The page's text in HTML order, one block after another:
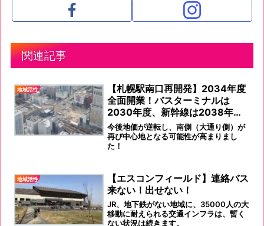
関連記事
地域活性
【札幌駅南口再開発】2034年度
全面開業！バスターミナルは
2030年度、新幹線は2038年度
以降
今後地価が逆転し、南側（大通り側）が
再び中心地となる可能性が高まりまし
た！
地域活性
【エスコンフィールド】連絡バス
来ない！出せない！
JR、地下鉄がない地域に、35000人の大
移動に耐えられる交通インフラは、暫く
ない状況は続きます。